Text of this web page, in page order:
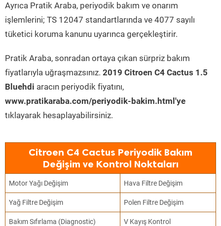
Ayrıca Pratik Araba, periyodik bakım ve onarım
işlemlerini; TS 12047 standartlarında ve 4077 sayılı
tüketici koruma kanunu uyarınca gerçekleştirir.
Pratik Araba, sonradan ortaya çıkan sürpriz bakım
fiyatlarıyla uğraşmazsınız. 2019 Citroen C4 Cactus 1.5
Bluehdi aracın periyodik fiyatını,
www.pratikaraba.com/periyodik-bakim.html'ye
tıklayarak hesaplayabilirsiniz.
Citroen C4 Cactus Periyodik Bakım
Değişim ve Kontrol Noktaları
Motor Yağı Değişim Hava Filtre Değişim
Yağ Filtre Değişim Polen Filtre Değişim
Bakım Sıfırlama (Diagnostic) V Kayış Kontrol